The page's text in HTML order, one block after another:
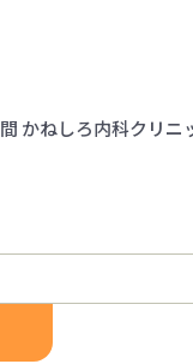
かねしろ内科クリニ